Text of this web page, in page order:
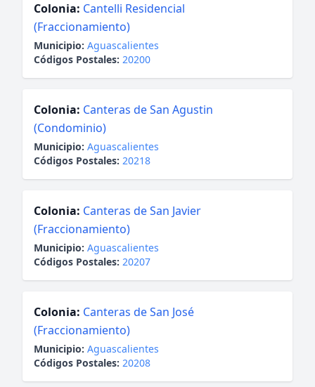
Colonia: Cantelli Residencial
(Fraccionamiento)
Municipio: Aguascalientes
Códigos Postales: 20200
Colonia: Canteras de San Agustin
(Condominio)
Municipio: Aguascalientes
Códigos Postales: 20218
Colonia: Canteras de San Javier
(Fraccionamiento)
Municipio: Aguascalientes
Códigos Postales: 20207
Colonia: Canteras de San José
(Fraccionamiento)
Municipio: Aguascalientes
Códigos Postales: 20208